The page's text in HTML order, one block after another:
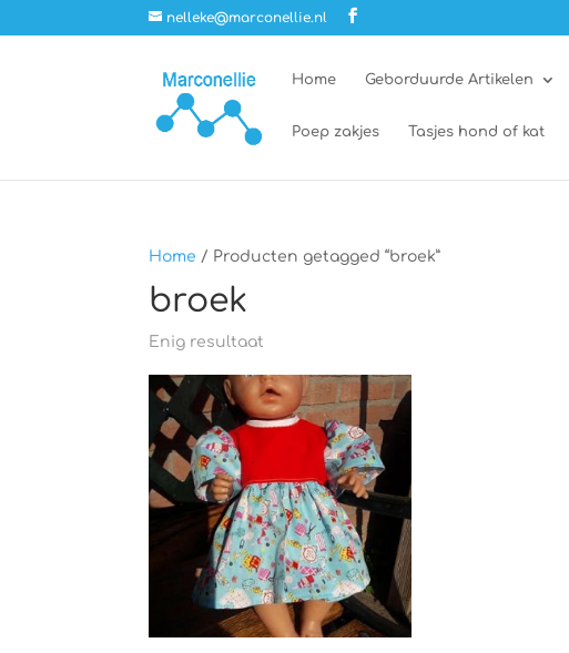
nelleke@marconellie.nl
Home Geborduurde Artikelen
Poep zakjes Tasjes hond of kat
Home / Producten getagged “broek”
broek
Enig resultaat